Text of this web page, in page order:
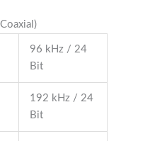
96 kHz / 24
Bit
192 kHz / 24
Bit